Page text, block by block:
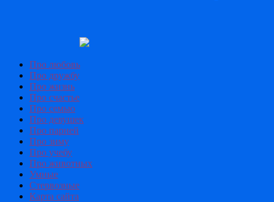
Про любовь
Про дружбу
Про жизнь
Про счастье
Про семью
Про девушек
Про парней
Про зиму
Про учебу
Про животных
Умные
Стервозные
Карта сайта